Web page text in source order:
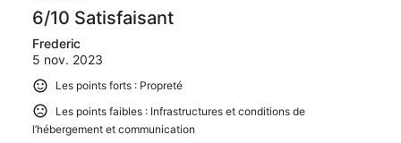
6/10 Satisfaisant
Frederic
5 nov. 2023
Les points forts : Propreté
Les points faibles : Infrastructures et conditions de
l’hébergement et communication